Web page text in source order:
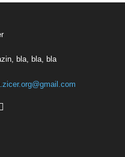
bla, bla, bla